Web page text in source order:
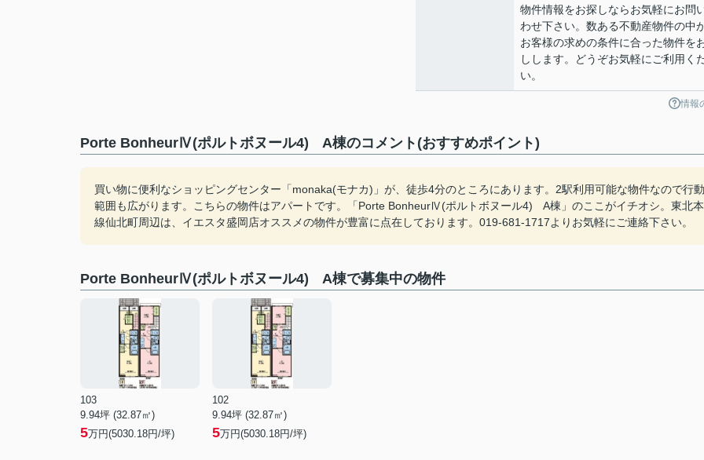
物件情報をお探しならお気軽にお問
わせ下さい。数ある不動産物件の中
お客様の求めの条件に合った物件を
しします。どうぞお気軽にご利用く
い。
情報
Porte BonheurⅣ(ポルトボヌール4) A棟のコメント(おすすめポイント)
買い物に便利なショッピングセンター「monaka(モナカ)」が、徒歩4分のところにあります。2駅利用可能な物件なので行動
範囲も広がります。こちらの物件はアパートです。「Porte BonheurⅣ(ポルトボヌール4) A棟」のここがイチオシ。東北本
線仙北町周辺は、イエスタ盛岡店オススメの物件が豊富に点在しております。019-681-1717よりお気軽にご連絡下さい。
Porte BonheurⅣ(ポルトボヌール4) A棟で募集中の物件
103
9.94坪 (32.87㎡)
5万円(5030.18円/坪)
102
9.94坪 (32.87㎡)
5万円(5030.18円/坪)